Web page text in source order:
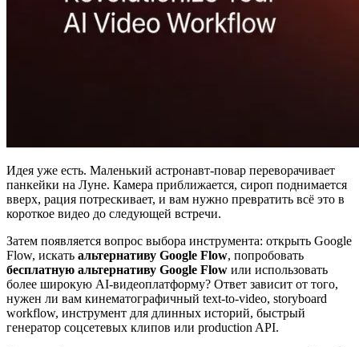
Идея уже есть. Маленький астронавт-повар переворачивает
панкейки на Луне. Камера приближается, сироп поднимается
вверх, рация потрескивает, и вам нужно превратить всё это в
короткое видео до следующей встречи.
Затем появляется вопрос выбора инструмента: открыть Google
Flow, искать альтернативу Google Flow, попробовать
бесплатную альтернативу Google Flow или использовать
более широкую AI-видеоплатформу? Ответ зависит от того,
нужен ли вам кинематографичный text-to-video, storyboard
workflow, инструмент для длинных историй, быстрый
генератор соцсетевых клипов или production API.